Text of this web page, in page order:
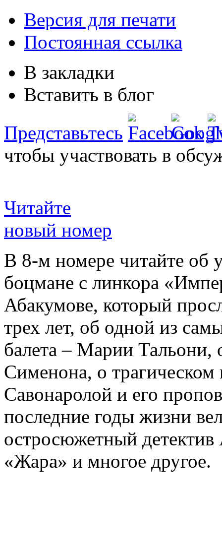
Версия для печати
Постоянная ссылка
В закладки
Вставить в блог
Представьтесь
чтобы участвовать в
Читайте
новый номер
В 8-м номере читайте об
боцмане с линкора
Абакумове, который
трех лет, об одной из
балета – Марии
Сименона, о трагическом
Савонаролой и его
последние годы жизни
остросюжетный детектив
«Жара» и многое другое.